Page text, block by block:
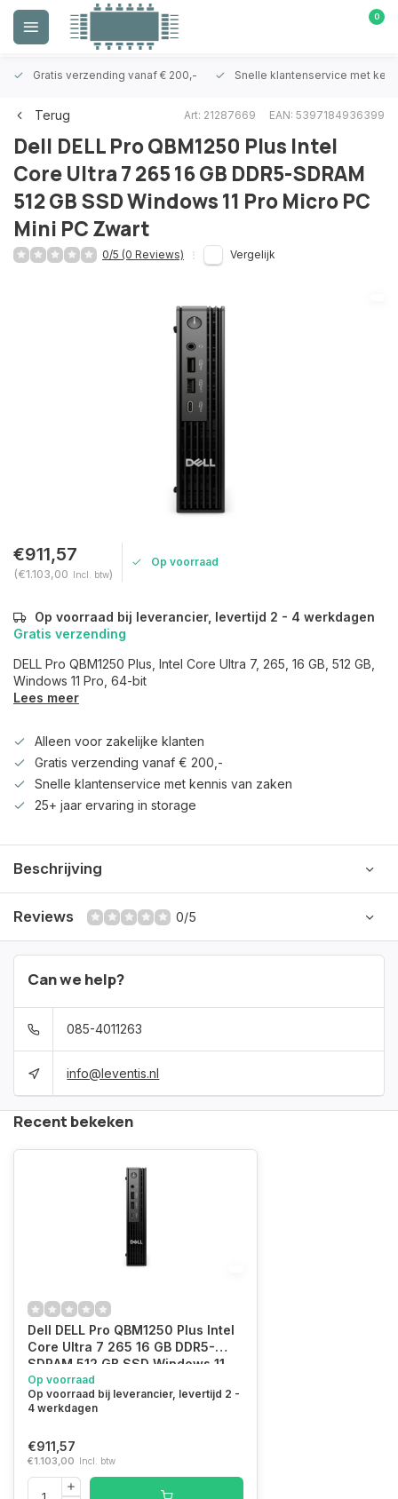
0
Gratis verzending vanaf € 200,- Snelle klantenservice met
Terug Art: 21287669 EAN: 5397184936399
Dell DELL Pro QBM1250 Plus Intel
Core Ultra 7 265 16 GB DDR5-SDRAM
512 GB SSD Windows 11 Pro Micro PC
Mini PC Zwart
0/5 (0 Reviews) Vergelijk
€911,57
(€1.103,00 Incl. btw)
Op voorraad
Op voorraad bij leverancier, levertijd 2 - 4 werkdagen
Gratis verzending
DELL Pro QBM1250 Plus, Intel Core Ultra 7, 265, 16 GB, 512 GB,
Windows 11 Pro, 64-bit
Lees meer
Alleen voor zakelijke klanten
Gratis verzending vanaf € 200,-
Snelle klantenservice met kennis van zaken
25+ jaar ervaring in storage
Beschrijving
Reviews 0/5
Can we help?
085-4011263
info@leventis.nl
Recent bekeken
Dell DELL Pro QBM1250 Plus Intel
Core Ultra 7 265 16 GB DDR5-
SDRAM 512 GB SSD Windows 11
Pro Micro PC Mini PC Zwart
Op voorraad
Op voorraad bij leverancier, levertijd 2 -
4 werkdagen
€911,57
€1.103,00 Incl. btw